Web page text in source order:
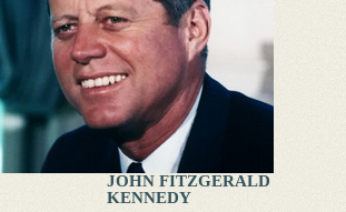
JOHN FITZGERALD
KENNEDY